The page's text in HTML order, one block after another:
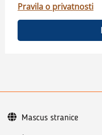
Pravila o privatnosti
Mascus stranice